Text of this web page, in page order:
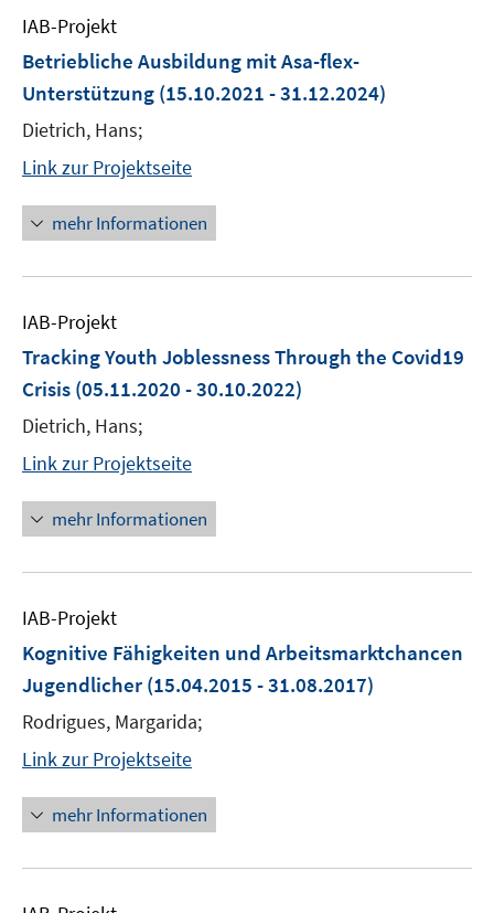
IAB-Projekt
Betriebliche Ausbildung mit Asa-flex-
Unterstützung (15.10.2021 - 31.12.2024)
Dietrich, Hans;
Link zur Projektseite
mehr Informationen
IAB-Projekt
Tracking Youth Joblessness Through the Covid19
Crisis (05.11.2020 - 30.10.2022)
Dietrich, Hans;
Link zur Projektseite
mehr Informationen
IAB-Projekt
Kognitive Fähigkeiten und Arbeitsmarktchancen
Jugendlicher (15.04.2015 - 31.08.2017)
Rodrigues, Margarida;
Link zur Projektseite
mehr Informationen